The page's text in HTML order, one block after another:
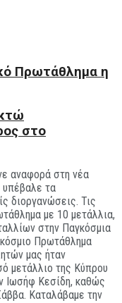
Πρωτάθλημα η
στο
αναφορά στη νέα
υπέβαλε τα
διοργανώσεις. Τις
με 10 μετάλλια,
στην Παγκόσμια
Πρωτάθλημα
μας ήταν
μετάλλιο της Κύπρου
Ιωσήφ Κεσίδη, καθώς
Καταλάβαμε την